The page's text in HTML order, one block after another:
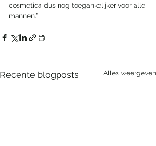
cosmetica dus nog toegankelijker voor alle
mannen.”
Recente blogposts Alles weergeven